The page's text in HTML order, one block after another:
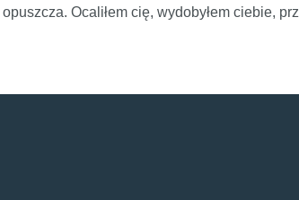
Ocaliłem cię, wydobyłem ciebie,